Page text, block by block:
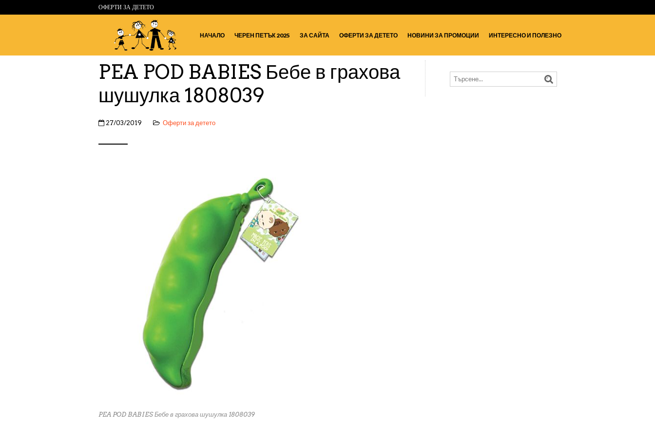
ОФЕРТИ ЗА ДЕТЕТО
НАЧАЛО ЧЕРЕН ПЕТЪК 2025 ЗА САЙТА ОФЕРТИ ЗА ДЕТЕТО НОВИНИ ЗА ПРОМОЦИИ ИНТЕРЕСНО И ПОЛЕЗНО
PEA POD BABIES Бебе в грахова
шушулка 1808039
27/03/2019 Оферти за детето
PEA POD BABIES Бебе в грахова шушулка 1808039